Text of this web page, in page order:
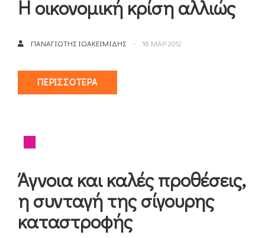
Η οικονομική κρίση αλλιώς
ΠΑΝΑΓΙΏΤΗΣ ΙΩΑΚΕΙΜΊΔΗΣ 16 ΜΑΡ 2012
ΠΕΡΙΣΣΌΤΕΡΑ
Άγνοια και καλές προθέσεις,
η συνταγή της σίγουρης
καταστροφής